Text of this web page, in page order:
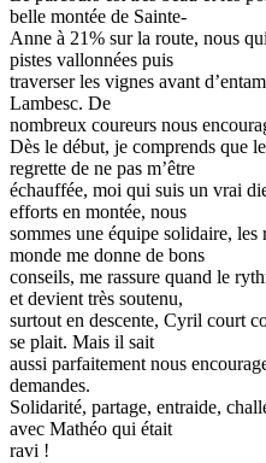
belle montée de Sainte-
Anne à 21% sur la route, nous
pistes vallonnées puis
traverser les vignes avant
Lambesc. De
nombreux coureurs nous
Dès le début, je comprends que
regrette de ne pas m’être
échauffée, moi qui suis un vrai
efforts en montée, nous
sommes une équipe solidaire,
monde me donne de bons
conseils, me rassure quand le
et devient très soutenu,
surtout en descente, Cyril court
se plait. Mais il sait
aussi parfaitement nous
demandes.
Solidarité, partage, entraide,
avec Mathéo qui était
ravi !